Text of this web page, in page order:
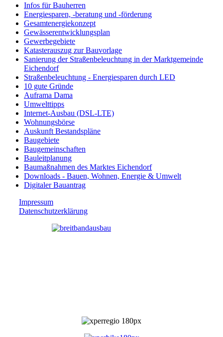
Infos für Bauherren
Energiesparen, -beratung und -förderung
Gesamtenergiekonzept
Gewässerentwicklungsplan
Gewerbegebiete
Katasterauszug zur Bauvorlage
Sanierung der Straßenbeleuchtung in der Marktgemeinde
Eichendorf
Straßenbeleuchtung - Energiesparen durch LED
10 gute Gründe
Auframa Dama
Umwelttipps
Internet-Ausbau (DSL-LTE)
Wohnungsbörse
Auskunft Bestandspläne
Baugebiete
Baugemeinschaften
Bauleitplanung
Baumaßnahmen des Marktes Eichendorf
Downloads - Bauen, Wohnen, Energie & Umwelt
Digitaler Bauantrag
Impressum
Datenschutzerklärung